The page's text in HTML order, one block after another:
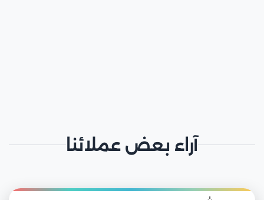
آراء بعض عملائنا